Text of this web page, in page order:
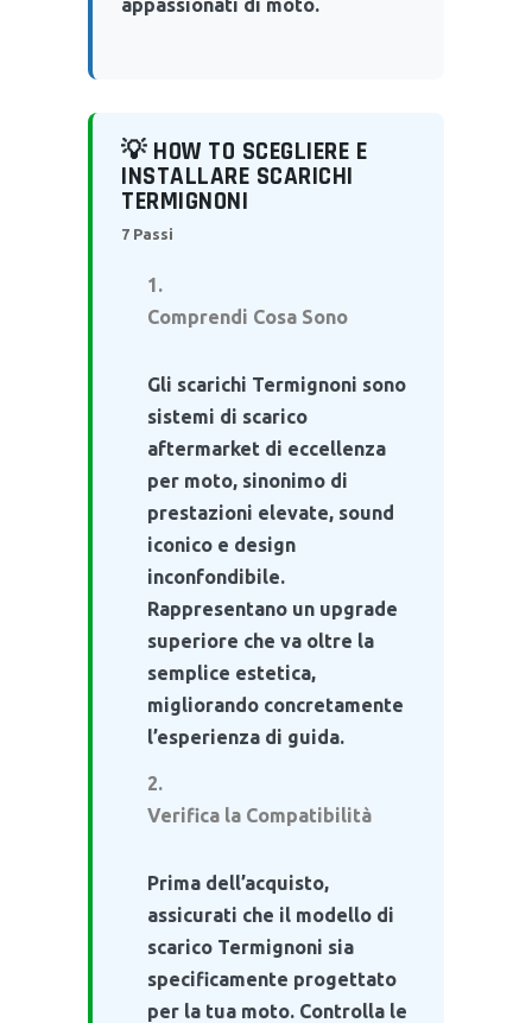
appassionati di moto.
💡 HOW TO SCEGLIERE E
INSTALLARE SCARICHI
TERMIGNONI
7 Passi
Comprendi Cosa Sono
Gli scarichi Termignoni sono
sistemi di scarico
aftermarket di eccellenza
per moto, sinonimo di
prestazioni elevate, sound
iconico e design
inconfondibile.
Rappresentano un upgrade
superiore che va oltre la
semplice estetica,
migliorando concretamente
l’esperienza di guida.
Verifica la Compatibilità
Prima dell’acquisto,
assicurati che il modello di
scarico Termignoni sia
specificamente progettato
per la tua moto. Controlla le